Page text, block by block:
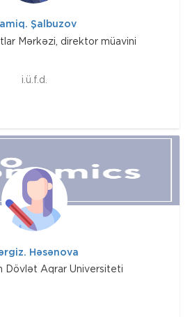
Şalbuzov
Mərkəzi, direktor müavini
i.ü.f.d.
Həsənova
Dövlət Aqrar Universiteti